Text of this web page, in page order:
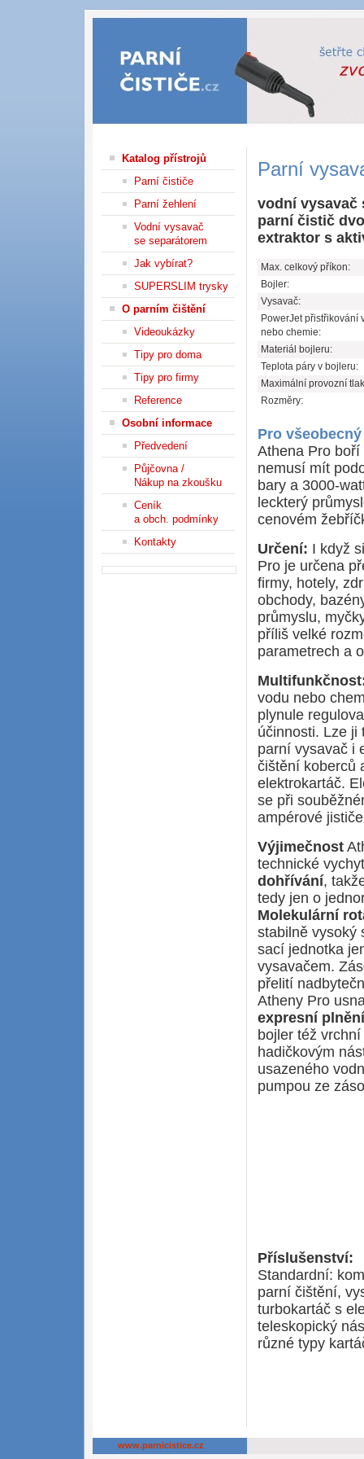
Parní čističe
Parní
vodní vysavač
parní čistič
extraktor s
Max. celkový příkon:
Bojler:
Vysavač:
PowerJet přistřikování
nebo chemie:
Materiál bojleru:
Teplota páry v bojleru:
Maximální provozní
Rozměry:
Pro
Athena Pro
nemusí mít
bary a 3000-
leckterý
cenovém
Určení: I když
Pro je určena
firmy, hotely,
obchody,
průmyslu,
příliš velké
parametrech a
vodu nebo
plynule
účinnosti. Lze ji
parní vysavač i
čištění koberců
elektrokartáč.
se při
ampérové
Výjimečnost
technické
dohřívání,
tedy jen o
Molekulární
stabilně vysoký
sací jednotka
vysavačem.
přelití
Atheny Pro
expresní plnění
bojler též
hadičkovým
usazeného
pumpou ze
Příslušenství:
Standardní:
parní čištění,
turbokartáč s
teleskopický
různé typy
Katalog přístrojů
Parní čističe
Parní žehlení
Vodní vysavač
se separátorem
Jak vybírat?
SUPERSLIM trysky
O parním čištění
Videoukázky
Tipy pro doma
Tipy pro firmy
Reference
Osobní informace
Předvedení
Půjčovna /
Nákup na zkoušku
Ceník
a obch. podmínky
Kontakty
www.parnicistice.cz